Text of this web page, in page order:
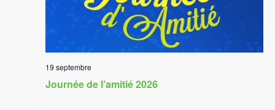
Journée de l’amitié 2026
19 septembre